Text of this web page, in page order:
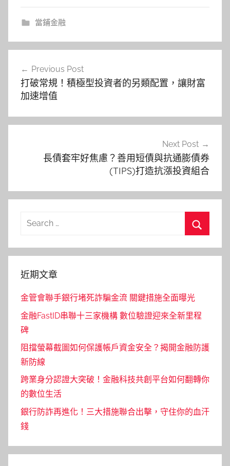
當鋪金融
章
導
覽
Previous Post
打破常規！積極型投資者的另類配置，讓財富
加速增值
Next Post
長債套牢好焦慮？善用短債與抗通膨債券
(TIPS)打造抗漲投資組合
Search
近期文章
金管會聯手銀行堵死詐騙金流 關鍵措施全面曝光
金融FastID串聯十三家機構 數位驗證迎來全新里程
碑
阻擋螢幕截圖如何保護帳戶資金安全？揭開金融防護
新防線
跨業身分認證大突破！金融科技共創平台如何翻轉你
的數位生活
銀行防詐再進化！三大措施聯合出擊，守住你的血汗
錢